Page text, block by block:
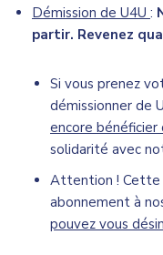
Démission de U4U :
partir. Revenez
Si vous prenez
démissionner de
encore bénéficier
solidarité avec
Attention ! Cette
abonnement à
pouvez vous